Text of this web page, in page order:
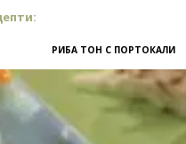
РИБА ТОН С ПОРТОКАЛИ